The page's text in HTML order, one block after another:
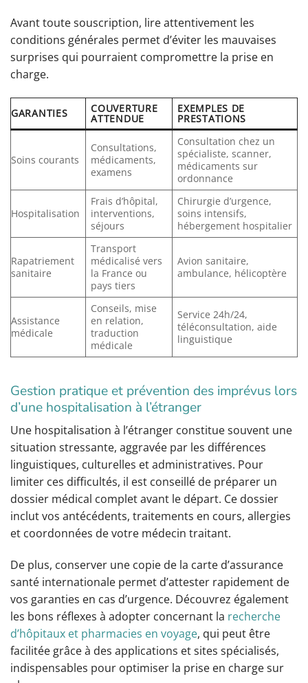
Avant toute souscription, lire attentivement les
conditions générales permet d’éviter les mauvaises
surprises qui pourraient compromettre la prise en
charge.
GARANTIES COUVERTURE
ATTENDUE
EXEMPLES DE
PRESTATIONS
Soins courants
Consultations,
médicaments,
examens
Consultation chez un
spécialiste, scanner,
médicaments sur
ordonnance
Hospitalisation
Frais d’hôpital,
interventions,
séjours
Chirurgie d’urgence,
soins intensifs,
hébergement hospitalier
Rapatriement
sanitaire
Transport
médicalisé vers
la France ou
pays tiers
Avion sanitaire,
ambulance, hélicoptère
Assistance
médicale
Conseils, mise
en relation,
traduction
médicale
Service 24h/24,
téléconsultation, aide
linguistique
Gestion pratique et prévention des imprévus lors
d’une hospitalisation à l’étranger
Une hospitalisation à l’étranger constitue souvent une
situation stressante, aggravée par les différences
linguistiques, culturelles et administratives. Pour
limiter ces difficultés, il est conseillé de préparer un
dossier médical complet avant le départ. Ce dossier
inclut vos antécédents, traitements en cours, allergies
et coordonnées de votre médecin traitant.
De plus, conserver une copie de la carte d’assurance
santé internationale permet d’attester rapidement de
vos garanties en cas d’urgence. Découvrez également
les bons réflexes à adopter concernant la recherche
d’hôpitaux et pharmacies en voyage, qui peut être
facilitée grâce à des applications et sites spécialisés,
indispensables pour optimiser la prise en charge sur